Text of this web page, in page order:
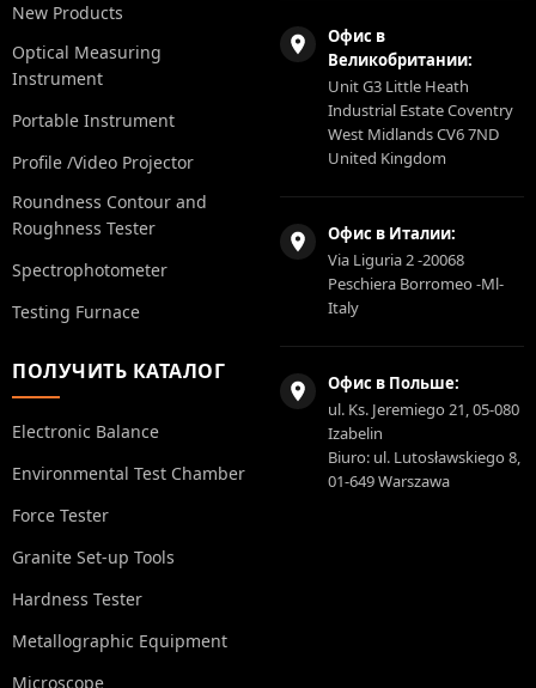
New Products
Optical Measuring
Instrument
Portable Instrument
Profile /Video Projector
Roundness Contour and
Roughness Tester
Spectrophotometer
Testing Furnace
ПОЛУЧИТЬ КАТАЛОГ
Electronic Balance
Environmental Test Chamber
Force Tester
Granite Set-up Tools
Hardness Tester
Metallographic Equipment
Microscope
Офис в
Великобритании:
Unit G3 Little Heath
Industrial Estate Coventry
West Midlands CV6 7ND
United Kingdom
Офис в Италии:
Via Liguria 2 -20068
Peschiera Borromeo -Ml-
Italy
Офис в Польше:
ul. Ks. Jeremiego 21, 05-080
Izabelin
Biuro: ul. Lutosławskiego 8,
01-649 Warszawa